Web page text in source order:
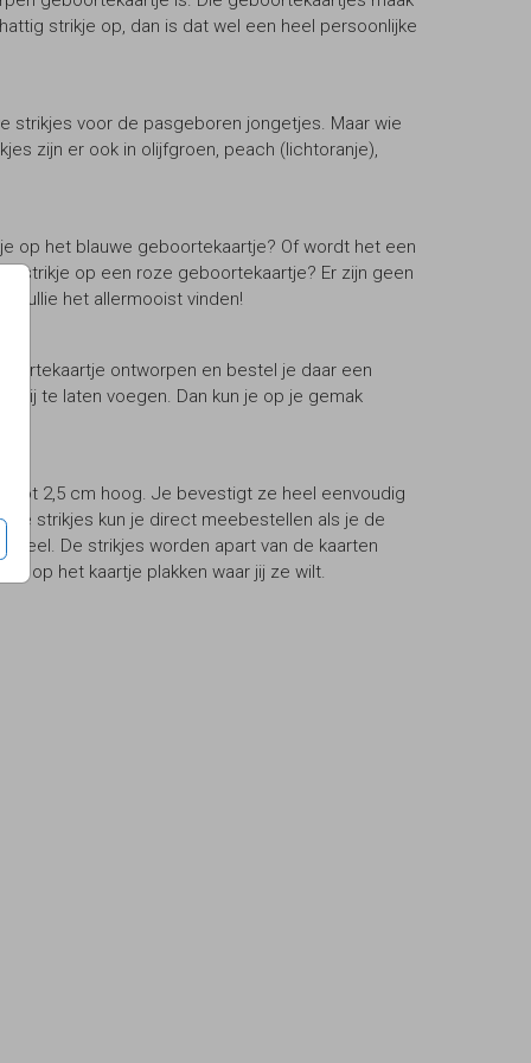
strikje op, dan is dat wel een heel persoonlijke
strikjes voor de pasgeboren jongetjes. Maar wie
zijn er ook in olijfgroen, peach (lichtoranje),
op het blauwe geboortekaartje? Of wordt het een
strikje op een roze geboortekaartje? Er zijn geen
jullie het allermooist vinden!
ontworpen en bestel je daar een
te laten voegen. Dan kun je op je gemak
tot 2,5 cm hoog. Je bevestigt ze heel eenvoudig
strikjes kun je direct meebestellen als je de
De strikjes worden apart van de kaarten
op het kaartje plakken waar jij ze wilt.